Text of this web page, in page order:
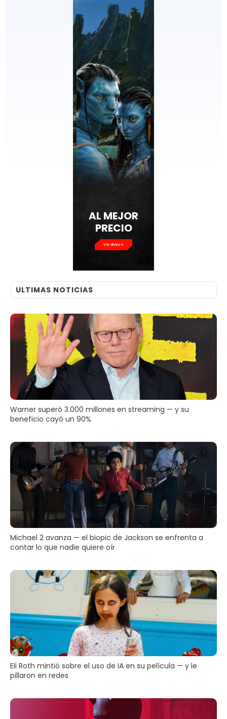
AL MEJOR
PRECIO
Ver ahora
ULTIMAS NOTICIAS
Warner superó 3.000 millones en streaming — y su
beneficio cayó un 90%
Michael 2 avanza — el biopic de Jackson se enfrenta a
contar lo que nadie quiere oír
Eli Roth mintió sobre el uso de IA en su película — y le
pillaron en redes